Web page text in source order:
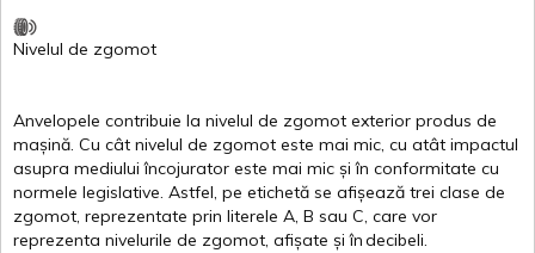
Nivelul de zgomot
Anvelopele contribuie la nivelul de zgomot exterior produs de
mașină. Cu cât nivelul de zgomot este mai mic, cu atât impactul
asupra mediului încojurator este mai mic și în conformitate cu
normele legislative. Astfel, pe etichetă se afișează trei clase de
zgomot, reprezentate prin literele A, B sau C, care vor
reprezenta nivelurile de zgomot, afișate și îndecibeli.